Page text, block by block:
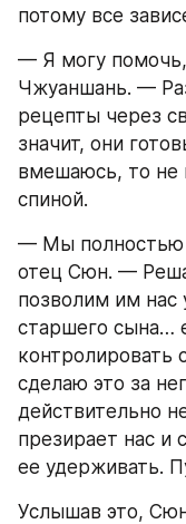
потому все
— Я могу
Чжуаншань. —
рецепты через
значит, они
вмешаюсь, то не
спиной.
— Мы полностью
отец Сюн. —
позволим им нас
старшего сына…
контролировать
сделаю это за
действительно
презирает нас и
ее удерживать.
Услышав это,